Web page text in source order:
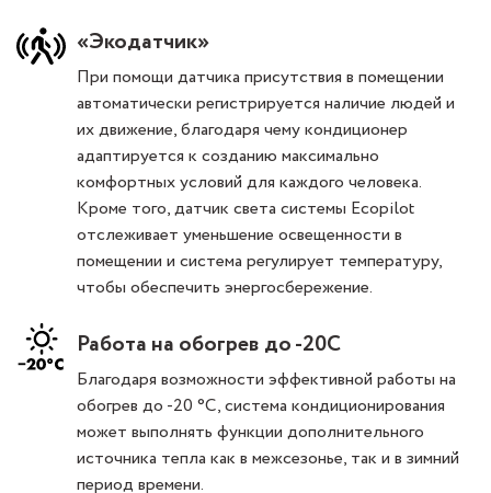
«Экодатчик»
При помощи датчика присутствия в помещении
автоматически регистрируется наличие людей и
их движение, благодаря чему кондиционер
адаптируется к созданию максимально
комфортных условий для каждого человека.
Кроме того, датчик света системы Ecopilot
отслеживает уменьшение освещенности в
помещении и система регулирует температуру,
чтобы обеспечить энергосбережение.
Работа на обогрев до -20С
Благодаря возможности эффективной работы на
обогрев до -20 °С, система кондиционирования
может выполнять функции дополнительного
источника тепла как в межсезонье, так и в зимний
период времени.